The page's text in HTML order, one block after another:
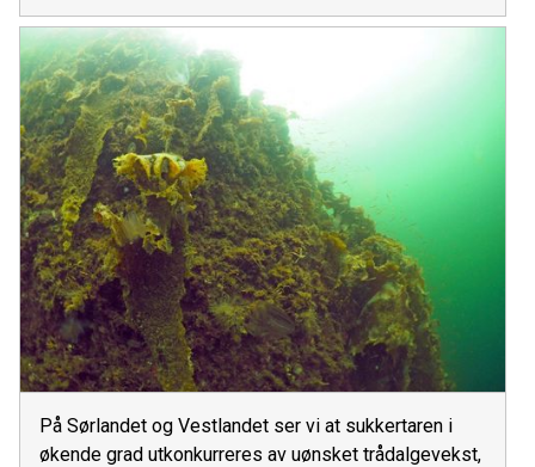
På Sørlandet og Vestlandet ser vi at sukkertaren i
økende grad utkonkurreres av uønsket trådalgevekst,